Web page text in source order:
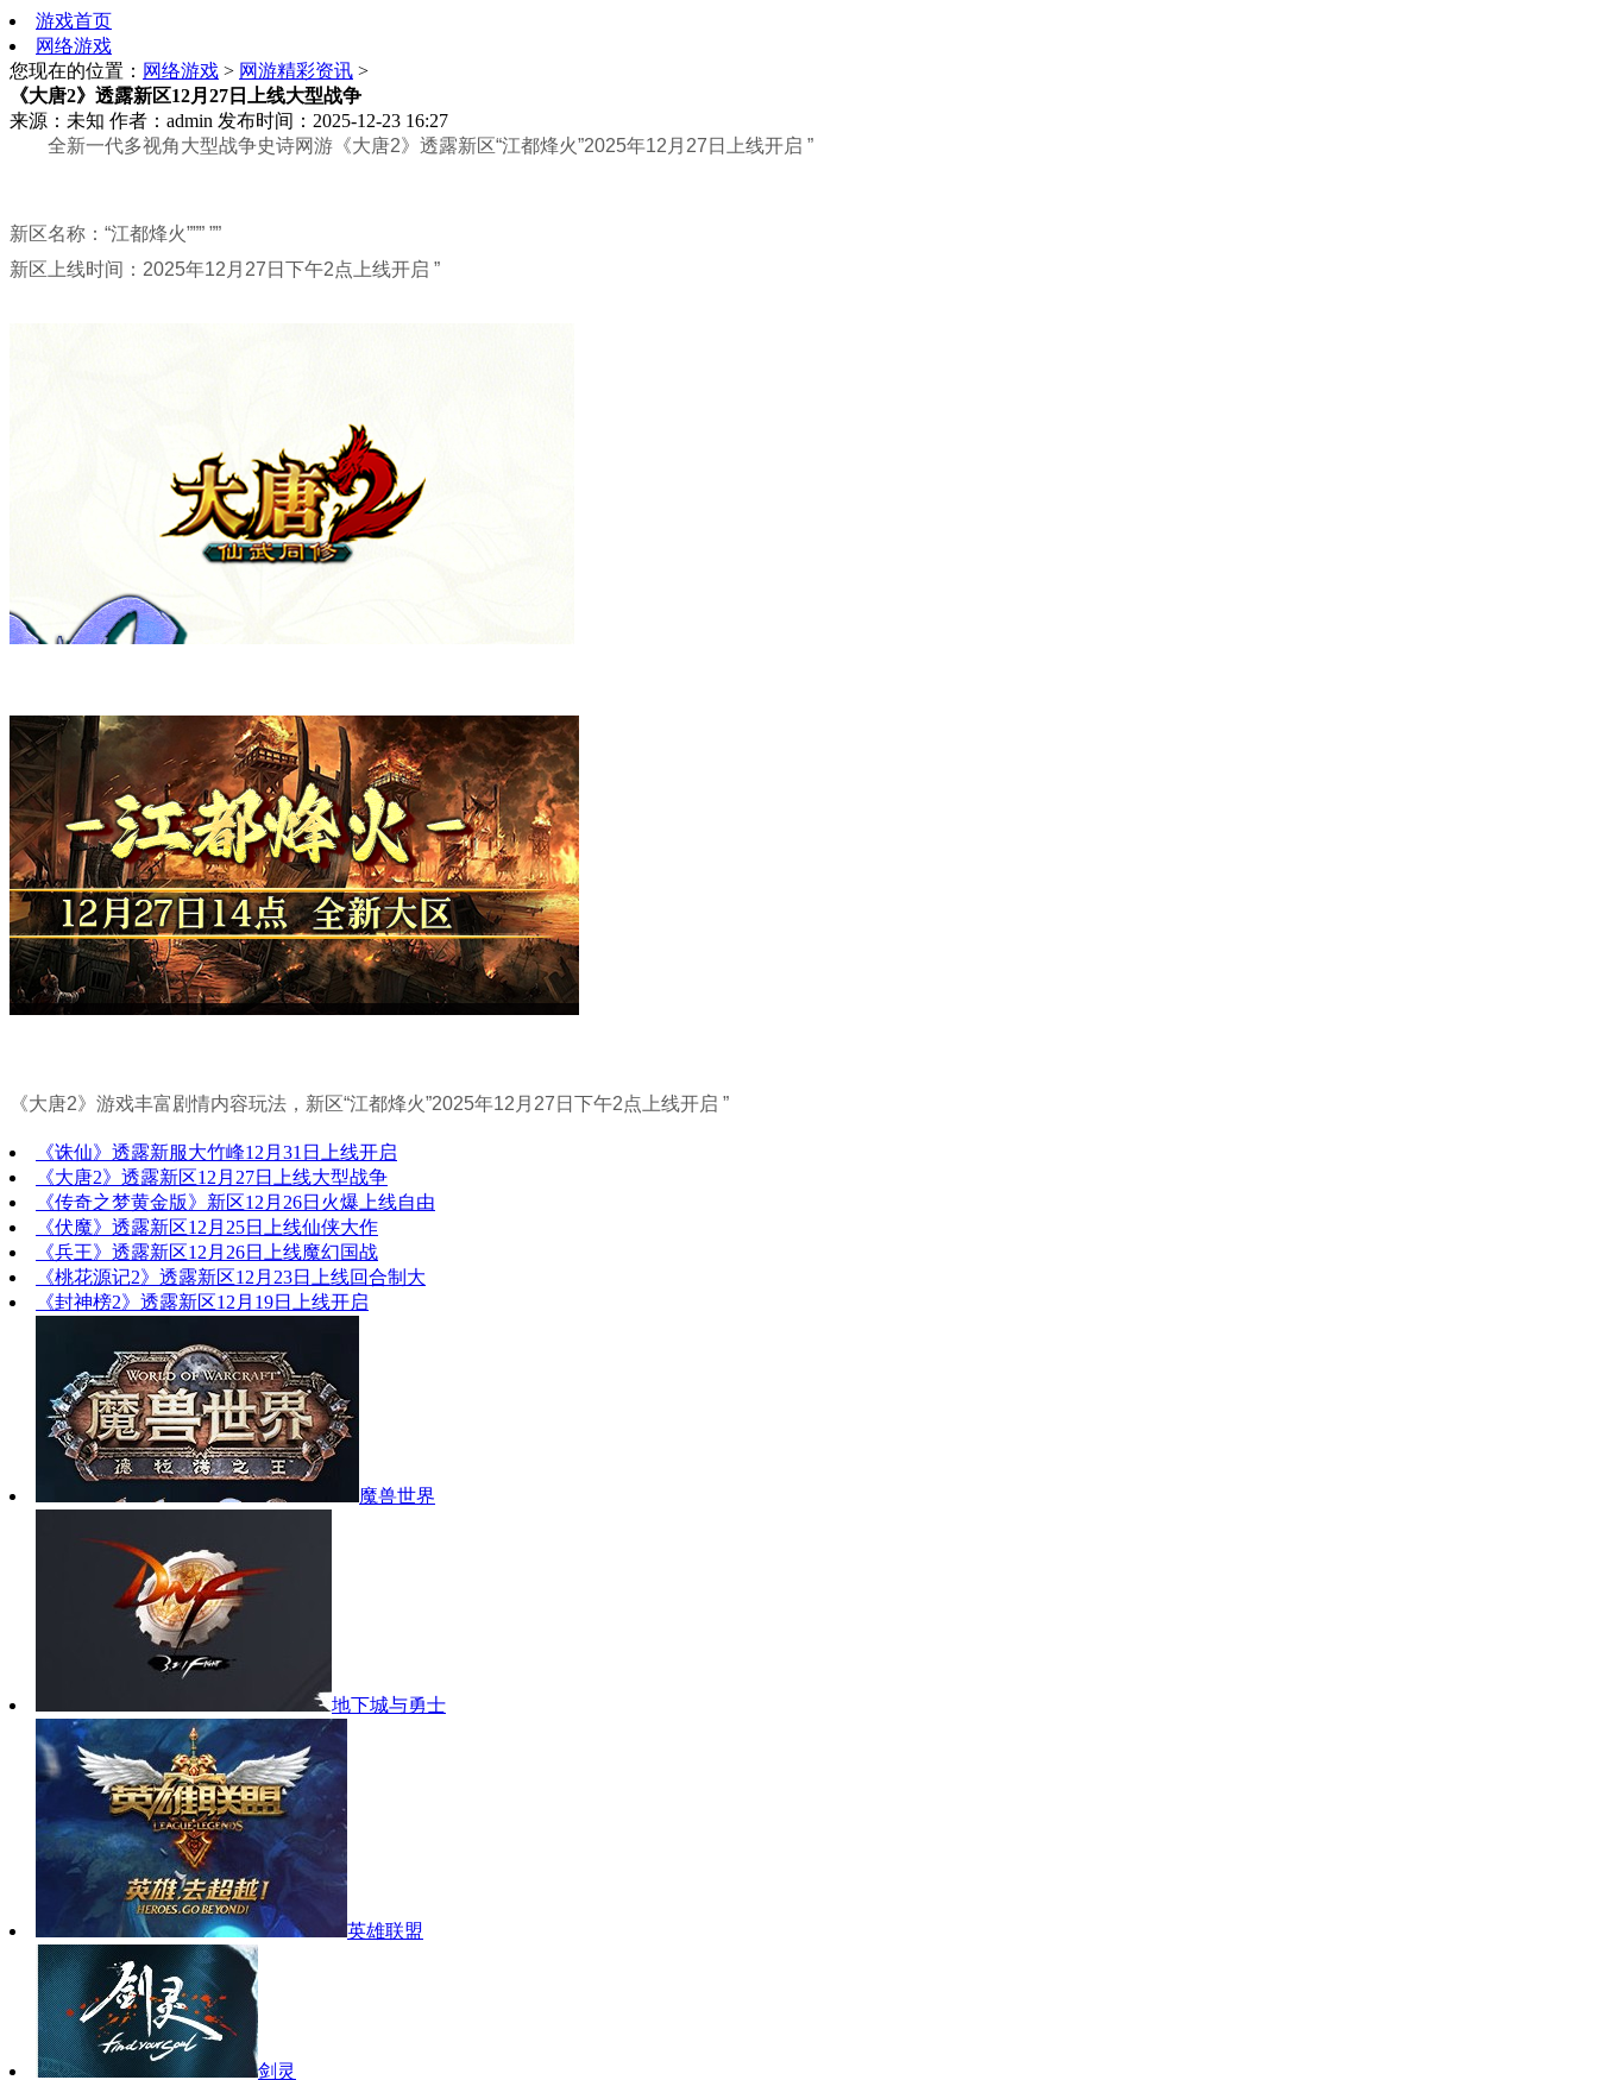
游戏首页
网络游戏
您现在的位置： 网络游戏 > 网游精彩资讯 >
《大唐2》透露新区12月27日上线大型战争
来源：未知 作者：admin 发布时间：2025-12-23 16:27
全新一代多视角大型战争史诗网游《大唐2》透露新区“江都烽火”2025年12月27日上线开启 ”
新区名称：“江都烽火””” ””
新区上线时间：2025年12月27日下午2点上线开启 ”
《大唐2》游戏丰富剧情内容玩法，新区“江都烽火”2025年12月27日下午2点上线开启 ”
《诛仙》透露新服大竹峰12月31日上线开启
《大唐2》透露新区12月27日上线大型战争
《传奇之梦黄金版》新区12月26日火爆上线自由
《伏魔》透露新区12月25日上线仙侠大作
《兵王》透露新区12月26日上线魔幻国战
《桃花源记2》透露新区12月23日上线回合制大
《封神榜2》透露新区12月19日上线开启
魔兽世界
地下城与勇士
英雄联盟
剑灵